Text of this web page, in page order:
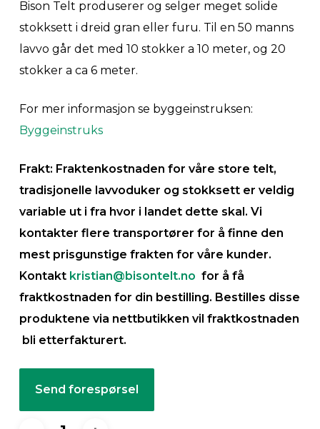
Bison Telt produserer og selger meget solide
stokksett i dreid gran eller furu. Til en 50 manns
lavvo går det med 10 stokker a 10 meter, og 20
stokker a ca 6 meter.
For mer informasjon se byggeinstruksen:
Byggeinstruks
Frakt: Fraktenkostnaden for våre store telt,
tradisjonelle lavvoduker og stokksett er veldig
variable ut i fra hvor i landet dette skal. Vi
kontakter flere transportører for å finne den
mest prisgunstige frakten for våre kunder.
Kontakt kristian@bisontelt.no for å få
fraktkostnaden for din bestilling. Bestilles disse
produktene via nettbutikken vil fraktkostnaden
bli etterfakturert.
Send forespørsel